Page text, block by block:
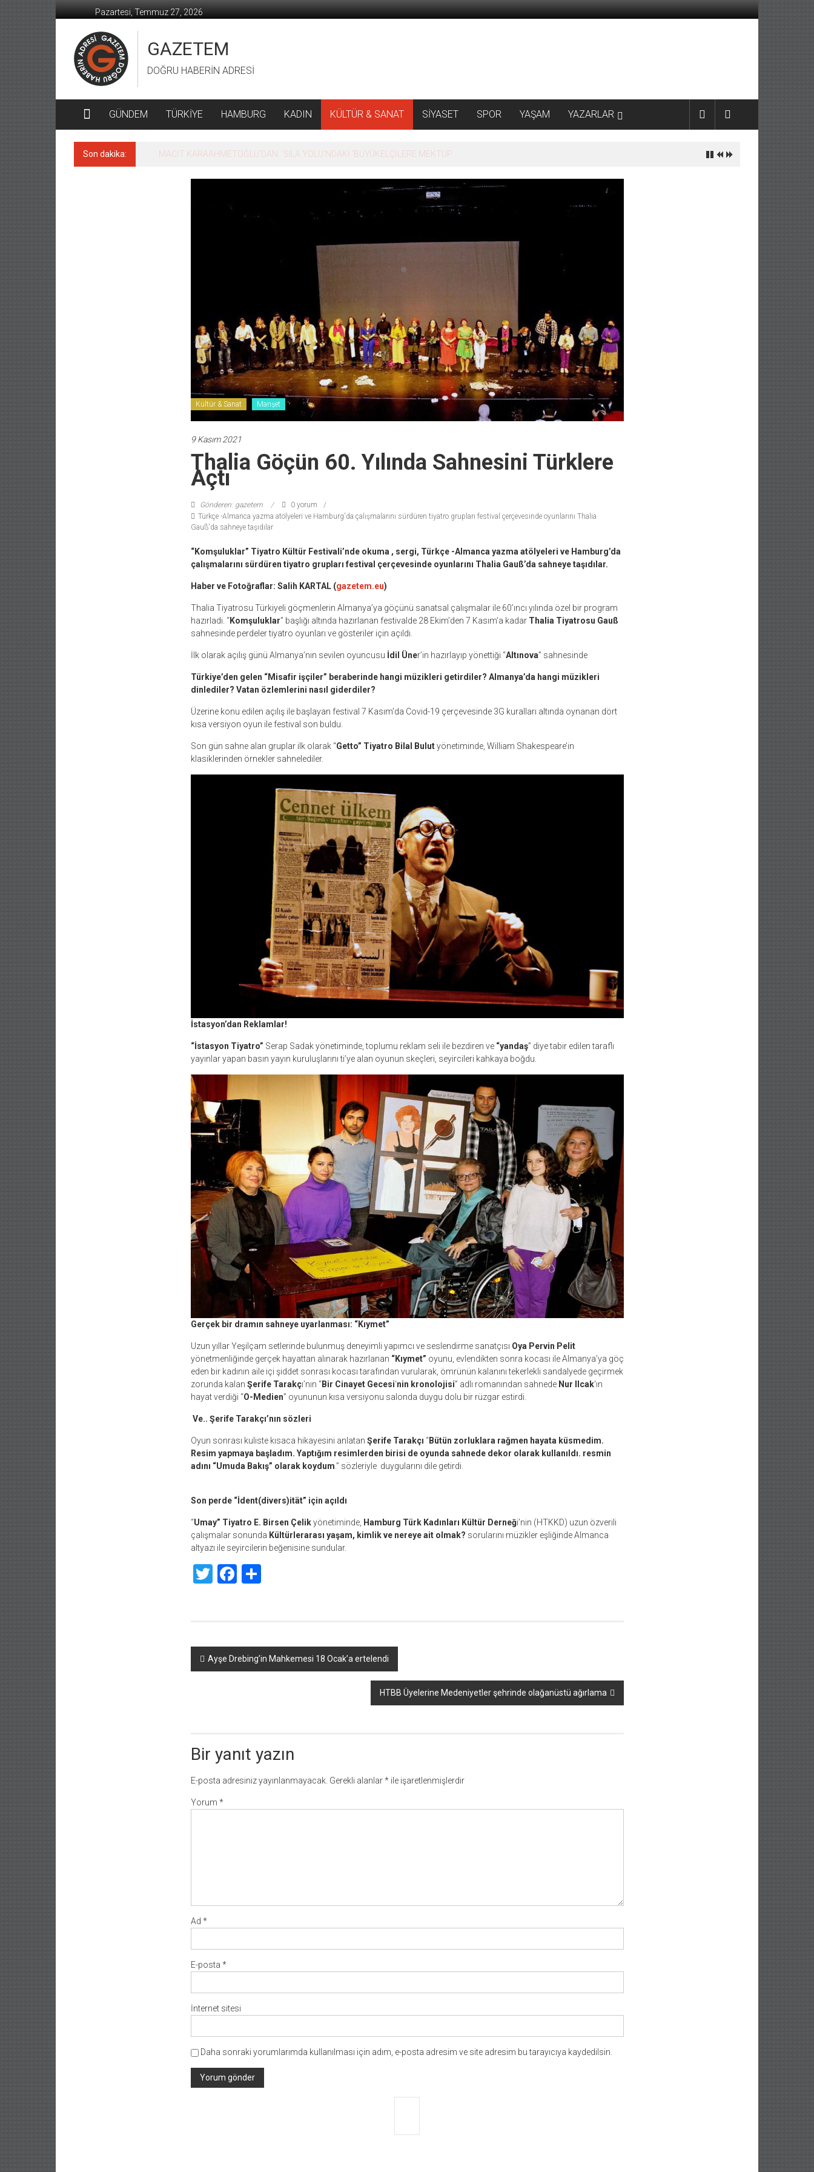
geç
Pazartesi, Temmuz 27, 2026
GAZETEM
DOĞRU HABERİN ADRESİ
GÜNDEM TÜRKİYE HAMBURG KADIN KÜLTÜR & SANAT SİYASET SPOR YAŞAM YAZARLAR
Son dakika: MACİT KARAAHMETOĞLU’DAN ‘SILA YOLU’NDAKİ ’BÜYÜKELÇİLERE MEKTUP
Kültür & Sanat Manşet
9 Kasım 2021
Thalia Göçün 60. Yılında Sahnesini Türklere
Açtı
Gönderen: gazetem
0 yorum
Türkçe -Almanca yazma atölyeleri ve Hamburg'da çalışmalarını sürdüren tiyatro grupları festival çerçevesinde oyunlarını Thalia
Gauß'da sahneye taşıdılar
“Komşuluklar” Tiyatro Kültür Festivali’nde okuma , sergi, Türkçe -Almanca yazma atölyeleri ve Hamburg’da
çalışmalarını sürdüren tiyatro grupları festival çerçevesinde oyunlarını Thalia Gauß’da sahneye taşıdılar.
Haber ve Fotoğraflar: Salih KARTAL (gazetem.eu)
Thalia Tiyatrosu Türkiyeli göçmenlerin Almanya’ya göçünü sanatsal çalışmalar ile 60’ıncı yılında özel bir program
hazırladı. “Komşuluklar” başlığı altında hazırlanan festivalde 28 Ekim’den 7 Kasım’a kadar Thalia Tiyatrosu Gauß
sahnesinde perdeler tiyatro oyunları ve gösteriler için açıldı.
İlk olarak açılış günü Almanya’nın sevilen oyuncusu İdil Üner’in hazırlayıp yönettiği “Altınova” sahnesinde
Türkiye’den gelen “Misafir işçiler” beraberinde hangi müzikleri getirdiler? Almanya’da hangi müzikleri
dinlediler? Vatan özlemlerini nasıl giderdiler?
Üzerine konu edilen açılış ile başlayan festival 7 Kasım’da Covid-19 çerçevesinde 3G kuralları altında oynanan dört
kısa versiyon oyun ile festival son buldu.
Son gün sahne alan gruplar ilk olarak “Getto” Tiyatro Bilal Bulutyönetiminde, William Shakespeare’in
klasiklerinden örnekler sahnelediler.
İstasyon’dan Reklamlar!
“İstasyon Tiyatro” Serap Sadak yönetiminde, toplumu reklam seli ile bezdiren ve “yandaş” diye tabir edilen taraflı
yayınlar yapan basın yayın kuruluşlarını ti’ye alan oyunun skeçleri, seyircileri kahkaya boğdu.
Gerçek bir dramın sahneye uyarlanması: “Kıymet”
Uzun yıllar Yeşilçam setlerinde bulunmuş deneyimli yapımcı ve seslendirme sanatçısı Oya Pervin Pelit
yönetmenliğinde gerçek hayattan alınarak hazırlanan “Kıymet” oyunu, evlendikten sonra kocası ile Almanya’ya göç
eden bir kadının aile içi şiddet sonrası kocası tarafından vurularak, ömrünün kalanını tekerlekli sandalyede geçirmek
zorunda kalan Şerife Tarakçı’nın “Bir Cinayet Gecesi‘nin kronolojisi” adlı romanından sahnede Nur Ilcak‘ın
hayat verdiği “O-Medien” oyununun kısa versiyonu salonda duygu dolu bir rüzgar estirdi.
Ve.. Şerife Tarakçı’nın sözleri
Oyun sonrası kuliste kısaca hikayesini anlatan Şerife Tarakçı “Bütün zorluklara rağmen hayata küsmedim.
Resim yapmaya başladım. Yaptığım resimlerden birisi de oyunda sahnede dekor olarak kullanıldı. resmin
adını “Umuda Bakış” olarak koydum.” sözleriyle duygularını dile getirdi.
Son perde “İdent(divers)ität” için açıldı
“Umay” Tiyatro E. Birsen Çelikyönetiminde, Hamburg Türk Kadınları Kültür Derneği’nin (HTKKD) uzun özverili
çalışmalar sonunda Kültürlerarası yaşam, kimlik ve nereye ait olmak? sorularını müzikler eşliğinde Almanca
altyazı ile seyircilerin beğenisine sundular.
TwitterFacebook
Share
Yazı
dolaşımı
Ayşe Drebing’in Mahkemesi 18 Ocak’a ertelendi
HTBB Üyelerine Medeniyetler şehrinde olağanüstü ağırlama
Bir yanıt yazın
E-posta adresiniz yayınlanmayacak. Gerekli alanlar*ile işaretlenmişlerdir
Yorum *
Ad *
E-posta *
İnternet sitesi
Daha sonraki yorumlarımda kullanılması için adım, e-posta adresim ve site adresim bu tarayıcıya kaydedilsin.